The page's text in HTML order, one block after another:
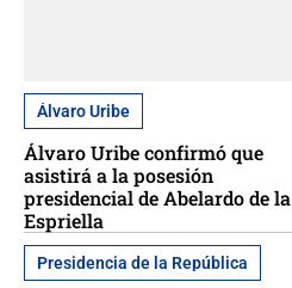
Álvaro Uribe
Álvaro Uribe confirmó que
asistirá a la posesión
presidencial de Abelardo de la
Espriella
Presidencia de la República